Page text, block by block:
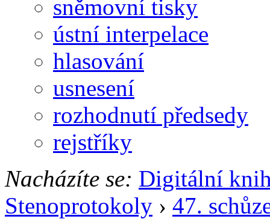
sněmovní tisky
ústní interpelace
hlasování
usnesení
rozhodnutí předsedy
rejstříky
Nacházíte se: Digitální
Stenoprotokoly › 47.